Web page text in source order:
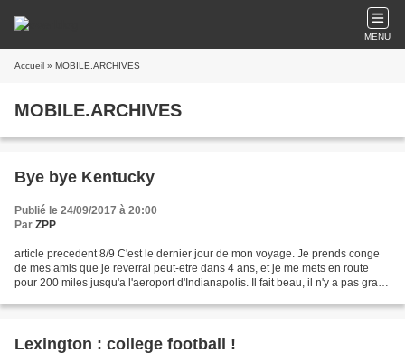
MENU
Accueil » MOBILE.ARCHIVES
MOBILE.ARCHIVES
Bye bye Kentucky
Publié le 24/09/2017 à 20:00
Par ZPP
article precedent 8/9 C'est le dernier jour de mon voyage. Je prends conge
de mes amis que je reverrai peut-etre dans 4 ans, et je me mets en route
pour 200 miles jusqu'a l'aeroport d'Indianapolis. Il fait beau, il n'y a pas grand
Lexington : college football !